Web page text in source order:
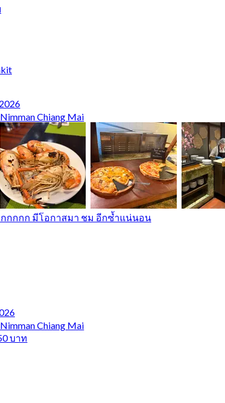
Chiang Mai
กกกกก มีโอกาสมา ชม อีกซ้ำแน่นอน
Chiang Mai
บาท